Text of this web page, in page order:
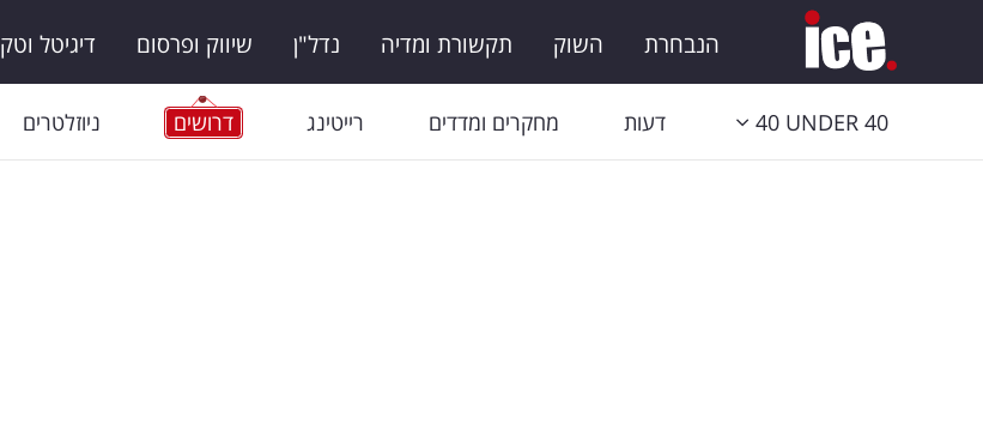
הנבחרת השוק תקשורת ומדיה נדל"ן שיווק ופרסום דיגיטל וטק
40 UNDER 40 דעות מחקרים ומדדים רייטינג דרושים ניוזלטרים